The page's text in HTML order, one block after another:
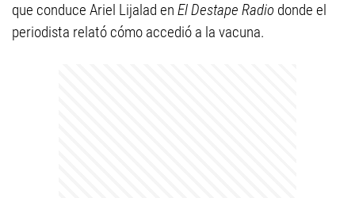
que conduce Ariel Lijalad en El Destape Radio donde el
periodista relató cómo accedió a la vacuna.